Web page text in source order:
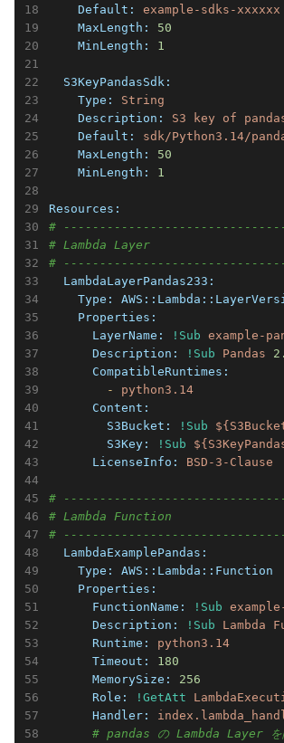
    Default:
example-sdks-xxxxxx
    MaxLength:
50
    MinLength:
1
  S3KeyPandasSdk:
    Type:
String
    Description:
S3 key of
    Default:
sdk/Python3.14/
    MaxLength:
50
    MinLength:
1
Resources:
#
# Lambda Layer
#
  LambdaLayerPandas233:
    Type:
    Properties:
      LayerName:
!Sub
example-
      Description:
!Sub Pandas
      CompatibleRuntimes:
        -
python3.14
      Content:
        S3Bucket:
!Sub
        S3Key:
!Sub
      LicenseInfo:
BSD-3-Clause
#
# Lambda Function
#
  LambdaExamplePandas:
    Type:
AWS::Lambda::Function
    Properties:
      FunctionName:
!Sub
      Description:
!Sub Lambda
      Runtime:
python3.14
      Timeout:
180
      MemorySize:
256
      Role:
!GetAtt
      Handler:
# pandas の Lambda Layer を